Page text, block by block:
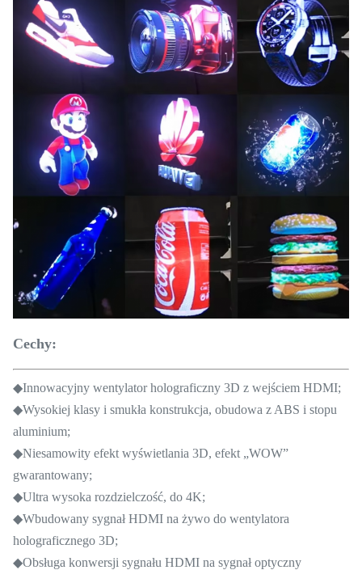
Cechy:
◆Innowacyjny wentylator holograficzny 3D z wejściem HDMI;
◆Wysokiej klasy i smukła konstrukcja, obudowa z ABS i stopu
aluminium;
◆Niesamowity efekt wyświetlania 3D, efekt „WOW”
gwarantowany;
◆Ultra wysoka rozdzielczość, do 4K;
◆Wbudowany sygnał HDMI na żywo do wentylatora
holograficznego 3D;
◆Obsługa konwersji sygnału HDMI na sygnał optyczny